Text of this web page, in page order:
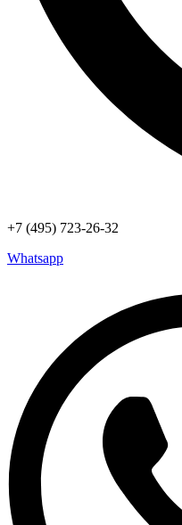
+7 (495) 723-26-32
Whatsapp